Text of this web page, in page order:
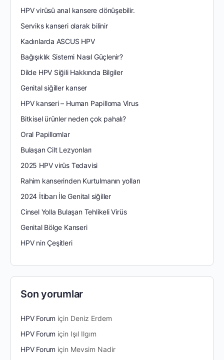
HPV virüsü anal kansere dönüşebilir.
Serviks kanseri olarak bilinir
Kadınlarda ASCUS HPV
Bağışıklık Sistemi Nasıl Güçlenir?
Dilde HPV Siğili Hakkında Bilgiler
Genital siğiller kanser
HPV kanseri – Human Papilloma Virus
Bitkisel ürünler neden çok pahalı?
Oral Papillomlar
Bulaşan Cilt Lezyonları
2025 HPV virüs Tedavisi
Rahim kanserinden Kurtulmanın yolları
2024 İtibarı İle Genital siğiller
Cinsel Yolla Bulaşan Tehlikeli Virüs
Genital Bölge Kanseri
HPV nin Çeşitleri
Son yorumlar
HPV Forum için Deniz Erdem
HPV Forum için Işıl Ilgım
HPV Forum için Mevsim Nadir